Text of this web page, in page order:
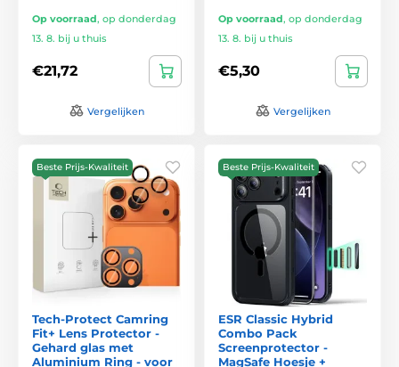
Op voorraad, op donderdag
13. 8. bij u thuis
€21,72
Vergelijken
Op voorraad, op donderdag
13. 8. bij u thuis
€5,30
Vergelijken
Beste Prijs-Kwaliteit
Tech-Protect Camring
Fit+ Lens Protector -
Gehard glas met
Aluminium Ring - voor
Beste Prijs-Kwaliteit
ESR Classic Hybrid
Combo Pack
Screenprotector -
MagSafe Hoesje +